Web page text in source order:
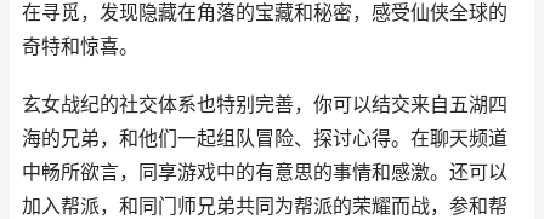
在寻觅，发现隐藏在角落的宝藏和秘密，感受仙侠全球的
奇特和惊喜。
玄女战纪的社交体系也特别完善，你可以结交来自五湖四
海的兄弟，和他们一起组队冒险、探讨心得。在聊天频道
中畅所欲言，同享游戏中的有意思的事情和感激。还可以
加入帮派，和同门师兄弟共同为帮派的荣耀而战，参和帮